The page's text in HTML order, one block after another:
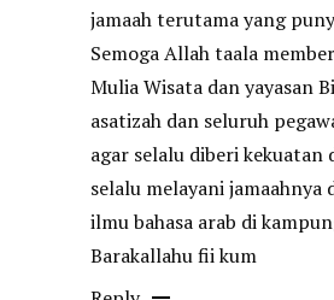
jamaah terutama yang
Semoga Allah taala
Mulia Wisata dan yayasan
asatizah dan seluruh
agar selalu diberi kekuatan
selalu melayani
ilmu bahasa arab di
Barakallahu fii kum